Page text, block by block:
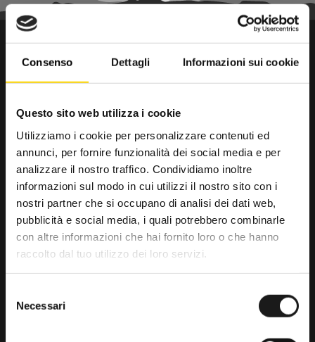
Consenso Dettagli Informazioni sui cookie
Questo sito web utilizza i cookie
Utilizziamo i cookie per personalizzare contenuti ed
annunci, per fornire funzionalità dei social media e per
analizzare il nostro traffico. Condividiamo inoltre
informazioni sul modo in cui utilizzi il nostro sito con i
nostri partner che si occupano di analisi dei dati web,
pubblicità e social media, i quali potrebbero combinarle
con altre informazioni che hai fornito loro o che hanno
raccolto dal tuo utilizzo dei loro servizi.
delNecessari
Da trenta anni il punto di riferimento
per gli amanti dell’outdoor.
RRTrek
4.6
Basato su 476 recensioni
powered byGoogle
lascia una recensione su